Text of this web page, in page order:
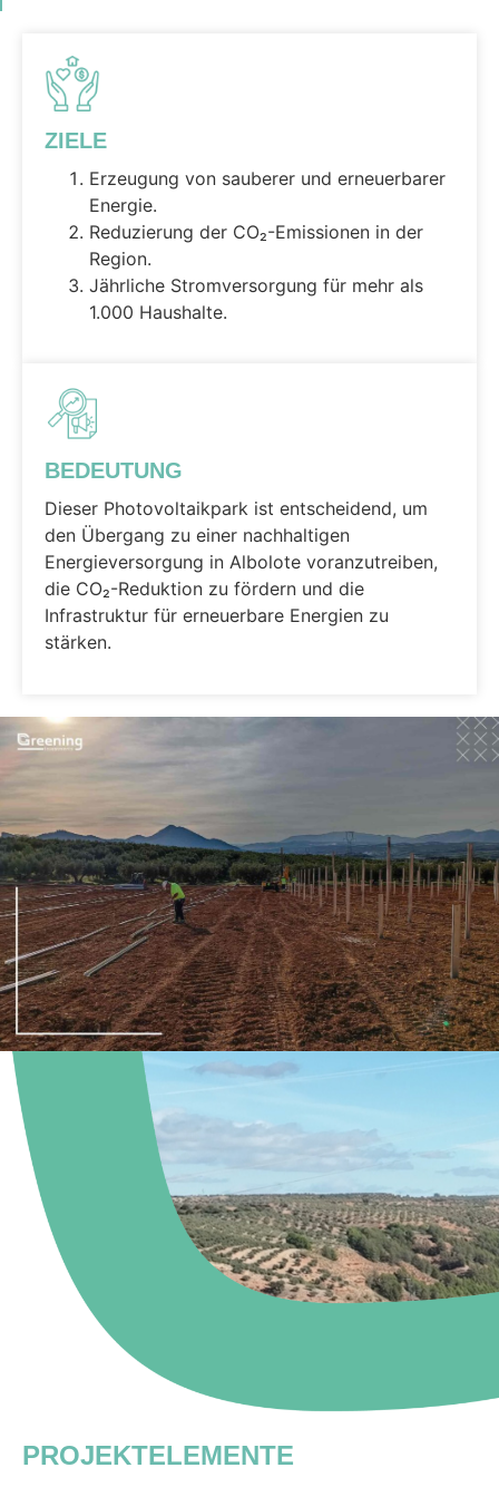
ZIELE
Erzeugung von sauberer und erneuerbarer
Energie.
Reduzierung der CO₂-Emissionen in der
Region.
Jährliche Stromversorgung für mehr als
1.000 Haushalte.
BEDEUTUNG
Dieser Photovoltaikpark ist entscheidend, um
den Übergang zu einer nachhaltigen
Energieversorgung in Albolote voranzutreiben,
die CO₂-Reduktion zu fördern und die
Infrastruktur für erneuerbare Energien zu
stärken.
PROJEKTELEMENTE